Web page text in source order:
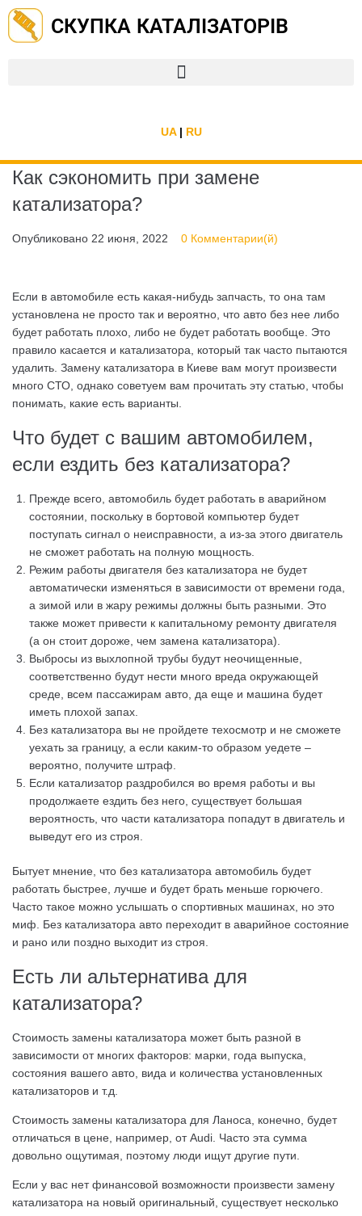
СКУПКА КАТАЛІЗАТОРІВ
UA| RU
Как сэкономить при замене
катализатора?
Опубликовано 22 июня, 2022 0 Комментарии(й)
Если в автомобиле есть какая-нибудь запчасть, то она там
установлена ​​не просто так и вероятно, что авто без нее либо
будет работать плохо, либо не будет работать вообще. Это
правило касается и катализатора, который так часто пытаются
удалить. Замену катализатора в Киеве вам могут произвести
много СТО, однако советуем вам прочитать эту статью, чтобы
понимать, какие есть варианты.
Что будет с вашим автомобилем,
если ездить без катализатора?
Прежде всего, автомобиль будет работать в аварийном
состоянии, поскольку в бортовой компьютер будет
поступать сигнал о неисправности, а из-за этого двигатель
не сможет работать на полную мощность.
Режим работы двигателя без катализатора не будет
автоматически изменяться в зависимости от времени года,
а зимой или в жару режимы должны быть разными. Это
также может привести к капитальному ремонту двигателя
(а он стоит дороже, чем замена катализатора).
Выбросы из выхлопной трубы будут неочищенные,
соответственно будут нести много вреда окружающей
среде, всем пассажирам авто, да еще и машина будет
иметь плохой запах.
Без катализатора вы не пройдете техосмотр и не сможете
уехать за границу, а если каким-то образом уедете –
вероятно, получите штраф.
Если катализатор раздробился во время работы и вы
продолжаете ездить без него, существует большая
вероятность, что части катализатора попадут в двигатель и
выведут его из строя.
Бытует мнение, что без катализатора автомобиль будет
работать быстрее, лучше и будет брать меньше горючего.
Часто такое можно услышать о спортивных машинах, но это
миф. Без катализатора авто переходит в аварийное состояние
и рано или поздно выходит из строя.
Есть ли альтернатива для
катализатора?
Стоимость замены катализатора может быть разной в
зависимости от многих факторов: марки, года выпуска,
состояния вашего авто, вида и количества установленных
катализаторов и т.д.
Стоимость замены катализатора для Ланоса, конечно, будет
отличаться в цене, например, от Audi. Часто эта сумма
довольно ощутимая, поэтому люди ищут другие пути.
Если у вас нет финансовой возможности произвести замену
катализатора на новый оригинальный, существует несколько